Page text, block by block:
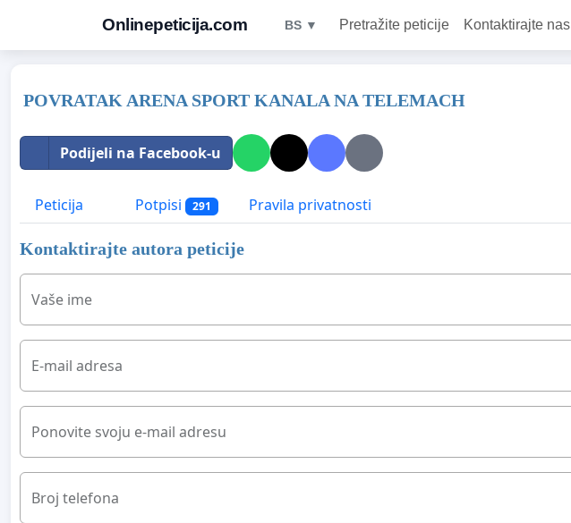
Onlinepeticija.com BS ▼ Pretražite peticije Kontaktirajte nas
POVRATAK ARENA SPORT KANALA NA TELEMACH
Podijeli na Facebook-u
Peticija Potpisi 291 Pravila privatnosti
Kontaktirajte autora peticije
Vaše ime
E-mail adresa
Ponovite svoju e-mail adresu
Broj telefona